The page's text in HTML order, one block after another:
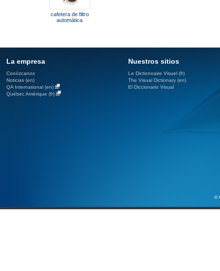
cafetera de filtro
automática
La empresa
Conózcanos
Noticias (en)
QA International (en)
Québec Amérique (fr)
Nuestros sitios
Le Dictionnaire Visuel (fr)
The Visual Dictionary (en)
El Diccionario Visual
©